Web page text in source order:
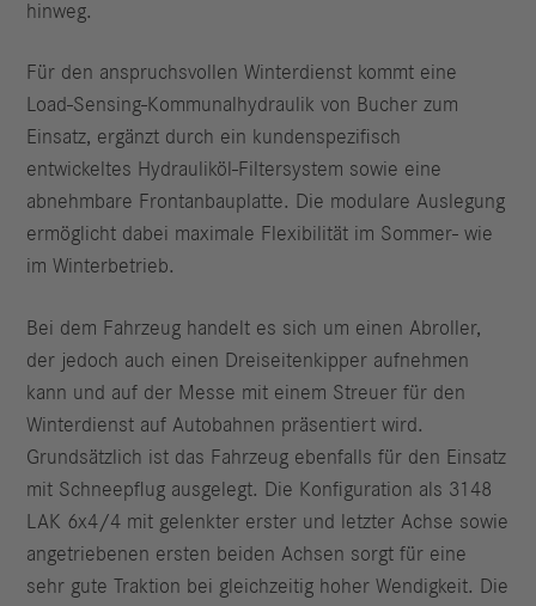
hinweg.
Für den anspruchsvollen Winterdienst kommt eine
Load-Sensing-Kommunalhydraulik von Bucher zum
Einsatz, ergänzt durch ein kundenspezifisch
entwickeltes Hydrauliköl-Filtersystem sowie eine
abnehmbare Frontanbauplatte. Die modulare Auslegung
ermöglicht dabei maximale Flexibilität im Sommer- wie
im Winterbetrieb.
Bei dem Fahrzeug handelt es sich um einen Abroller,
der jedoch auch einen Dreiseitenkipper aufnehmen
kann und auf der Messe mit einem Streuer für den
Winterdienst auf Autobahnen präsentiert wird.
Grundsätzlich ist das Fahrzeug ebenfalls für den Einsatz
mit Schneepflug ausgelegt. Die Konfiguration als 3148
LAK 6x4/4 mit gelenkter erster und letzter Achse sowie
angetriebenen ersten beiden Achsen sorgt für eine
sehr gute Traktion bei gleichzeitig hoher Wendigkeit. Die